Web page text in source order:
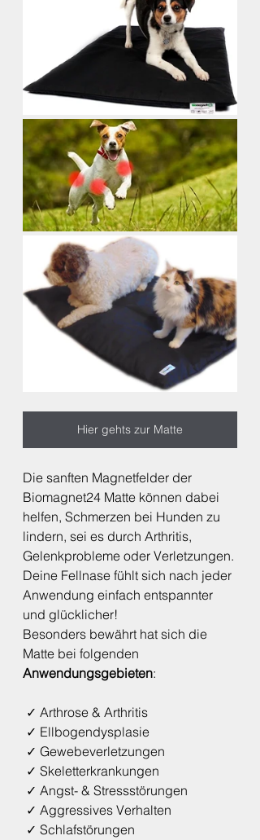
Hier gehts zur Matte
Die sanften Magnetfelder der
Biomagnet24 Matte können dabei
helfen, Schmerzen bei Hunden zu
lindern, sei es durch Arthritis,
Gelenkprobleme oder Verletzungen.
Deine Fellnase fühlt sich nach jeder
Anwendung einfach entspannter
und glücklicher!
Besonders bewährt hat sich die
Matte bei folgenden
Anwendungsgebieten:
✓ Arthrose & Arthritis
✓ Ellbogendysplasie
✓ Gewebeverletzungen
✓ Skeletterkrankungen
✓ Angst- & Stressstörungen
✓ Aggressives Verhalten
✓ Schlafstörungen